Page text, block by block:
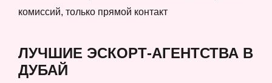
комиссий, только прямой контакт
ЛУЧШИЕ ЭСКОРТ-АГЕНТСТВА В
ДУБАЙ